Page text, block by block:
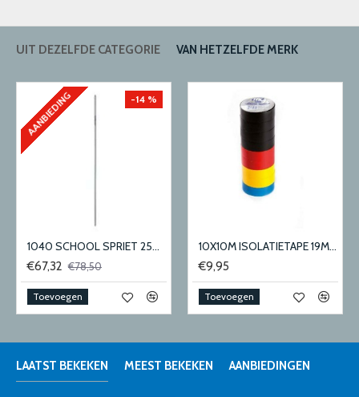
UIT DEZELFDE CATEGORIE VAN HETZELFDE MERK
AANBIEDING -14 %
1040 SCHOOL SPRIET 25MM
€67,32 €78,50
Toevoegen
10X10M ISOLATIETAPE 19MM-5 KLEUREN
€9,95
Toevoegen
LAATST BEKEKEN MEEST BEKEKEN AANBIEDINGEN